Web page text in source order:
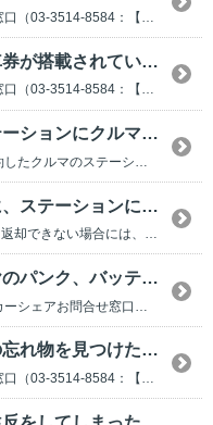
お手数ですが、aoi dカーシェアお問合せ窓口（03-3514-8584：【5】を選択）にご連...
aoi dカーシェアのクルマに駐車券が搭載されていない。どのように出庫すればいいですか？
お手数ですが、aoi dカーシェアお問合せ窓口（03-3514-8584：【5】を選択）にご連...
aoi dカーシェアの予約したステーションにクルマがない。どうすればいいですか？
aoi dカーシェアを返却する際に、ステーションに他のクルマが停まっていた。どうすればいいですか？
ステーションに他のクルマが停まっていて返却できない場合には、aoi dカーシェアお問合せ窓口（...
aoi dカーシェア利用中にタイヤのパンク、バッテリー上がりなどで使用できなくなった場合は、どうすればいいですか？
aoi dカーシェアの前の利用者の忘れ物を見つけた。どうすればよいですか？
お手数ですが、aoi dカーシェアお問合せ窓口（03-3514-8584：【5】を選択）にご連...